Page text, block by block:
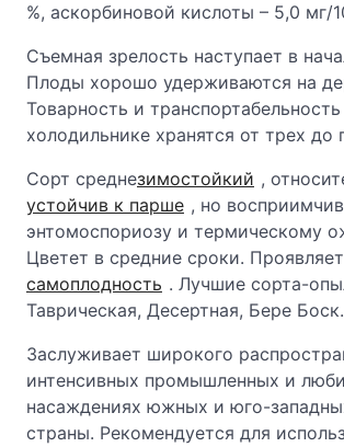
%, аскорбиновой кислоты – 5,0 мг/
Съемная зрелость наступает в
Плоды хорошо удерживаются на
Товарность и
холодильнике хранятся от трех до
Сорт среднезимостойкий ,
устойчив к парше , но
энтомоспориозу и термическому
Цветет в средние сроки.
самоплодность . Лучшие сорта-
Таврическая, Десертная, Бере Боск.
Заслуживает широкого
интенсивных промышленных и
насаждениях южных и юго-
страны. Рекомендуется для